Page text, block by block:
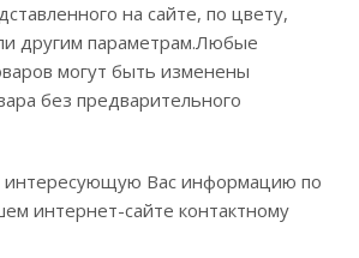
на сайте, по цвету,
другим параметрам.Любые
могут быть изменены
без предварительного
интересующую Вас информацию по
интернет-сайте контактному